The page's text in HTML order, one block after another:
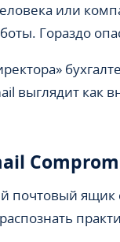
или
Гораздо
выглядит как
почтовый ящик